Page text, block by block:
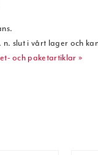
n. slut i vårt lager och
och paketartiklar »